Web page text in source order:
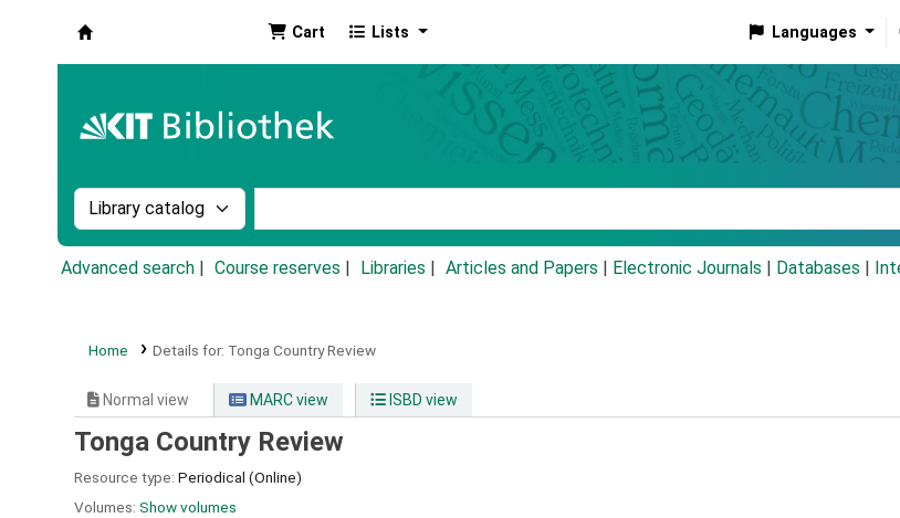
Cart Lists Languages
Search the catalog by:
Advanced search Course reserves Libraries Articles and Papers Electronic Journals Databases
Home Details for: Tonga Country Review
Normal view MARC view ISBD view
Tonga Country Review
Resource type: Periodical (Online)
Volumes: Show volumes